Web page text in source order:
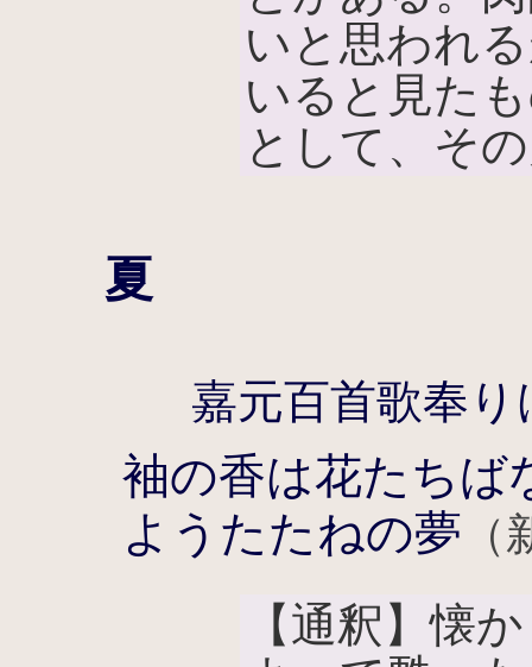
いと思われ
いると見た
として、そ
夏
嘉元百首歌奉
袖の香は花たちば
ようたたねの夢
【通釈】懐